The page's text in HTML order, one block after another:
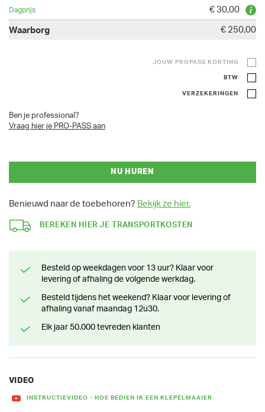
€ 30,00
€ 250,00
JOUW PROPASS KORTING
BTW
VERZEKERINGEN
Ben je professional?
Vraag hier je PRO-PASS aan
NU HUREN
Benieuwd naar de toebehoren? Bekijk ze hier.
BEREKEN HIER JE TRANSPORTKOSTEN
Besteld op weekdagen voor 13 uur? Klaar voor
levering of afhaling de volgende werkdag.
Besteld tijdens het weekend? Klaar voor levering of
afhaling vanaf maandag 12u30.
Elk jaar 50.000 tevreden klanten
VIDEO
INSTRUCTIEVIDEO - HOE BEDIEN IK EEN KLEPELMAAIER